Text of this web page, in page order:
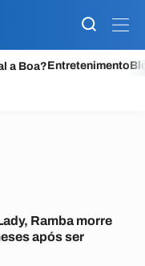
a Boa?Entretenimento
Ramba morre
após ser